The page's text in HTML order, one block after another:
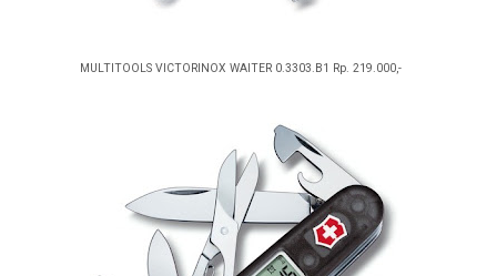
MULTITOOLS VICTORINOX WAITER 0.3303.B1 Rp. 219.000,-